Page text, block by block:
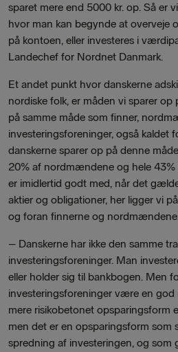
sparet mere end 5000 kr. op. Så er
hvor man kan begynde at overveje
på kontoen, eller investeres i
Landechef for Nordnet Danmark.
Et andet punkt hvor danskerne
nordiske folk, er måden vi sparer op
på samme måde som finner,
investeringsforeninger, også kaldet
danskerne sparer op på denne
20% af nordmændene og hele 43%
er imidlertid godt med, når det
aktier og obligationer, her ligger vi
og foran finnerne og
– Danskerne har ikke den samme
investeringsforeninger. Man
eller holder sig til bankbogen. Men
investeringsforeninger være en god
mere risikobetonet opsparingsform
men det er en opsparingsform som
spredning af investeringen, og som